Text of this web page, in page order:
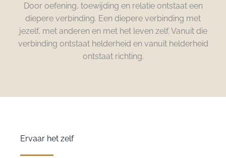
Door oefening, toewijding en relatie ontstaat een
diepere verbinding. Een diepere verbinding met
jezelf, met anderen en met het leven zelf. Vanuit die
verbinding ontstaat helderheid en vanuit helderheid
ontstaat richting.
Ervaar het zelf